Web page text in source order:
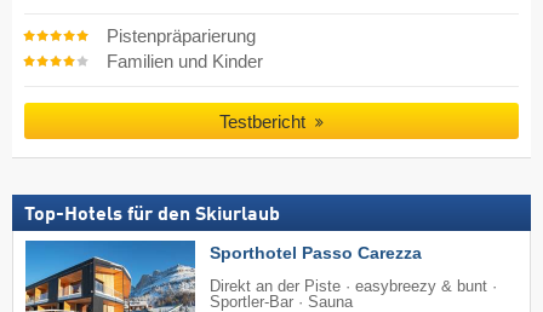
Pistenpräparierung
Familien und Kinder
Testbericht
Top-Hotels für den Skiurlaub
Sporthotel Passo Carezza
Direkt an der Piste · easybreezy & bunt ·
Sportler-Bar · Sauna